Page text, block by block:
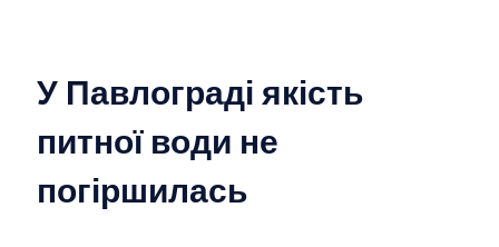
У Павлограді якість
питної води не
погіршилась